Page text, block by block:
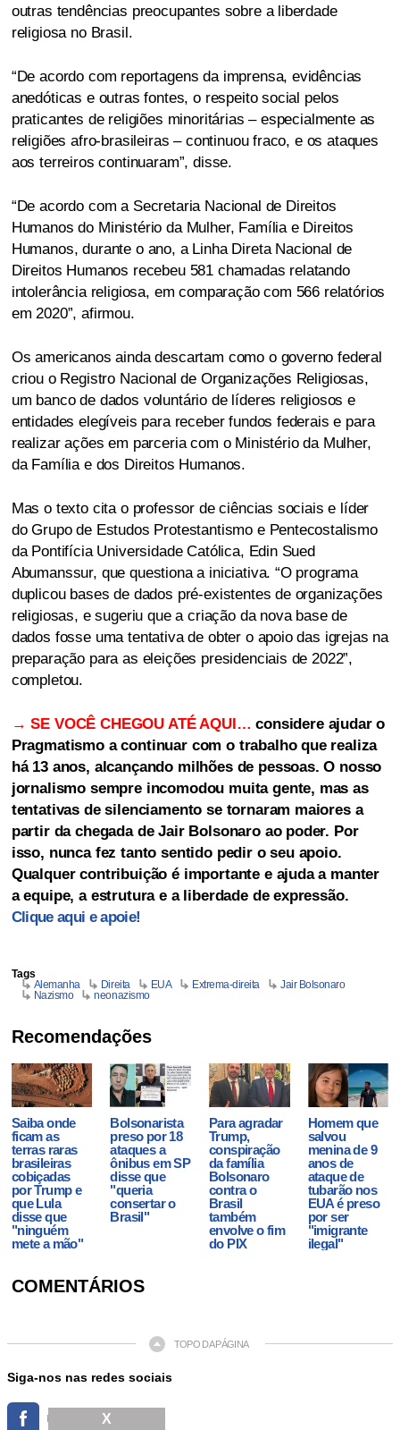
outras tendências preocupantes sobre a liberdade
religiosa no Brasil.
“De acordo com reportagens da imprensa, evidências
anedóticas e outras fontes, o respeito social pelos
praticantes de religiões minoritárias – especialmente as
religiões afro-brasileiras – continuou fraco, e os ataques
aos terreiros continuaram”, disse.
“De acordo com a Secretaria Nacional de Direitos
Humanos do Ministério da Mulher, Família e Direitos
Humanos, durante o ano, a Linha Direta Nacional de
Direitos Humanos recebeu 581 chamadas relatando
intolerância religiosa, em comparação com 566 relatórios
em 2020”, afirmou.
Os americanos ainda descartam como o governo federal
criou o Registro Nacional de Organizações Religiosas,
um banco de dados voluntário de líderes religiosos e
entidades elegíveis para receber fundos federais e para
realizar ações em parceria com o Ministério da Mulher,
da Família e dos Direitos Humanos.
Mas o texto cita o professor de ciências sociais e líder
do Grupo de Estudos Protestantismo e Pentecostalismo
da Pontifícia Universidade Católica, Edin Sued
Abumanssur, que questiona a iniciativa. “O programa
duplicou bases de dados pré-existentes de organizações
religiosas, e sugeriu que a criação da nova base de
dados fosse uma tentativa de obter o apoio das igrejas na
preparação para as eleições presidenciais de 2022”,
completou.
→ SE VOCÊ CHEGOU ATÉ AQUI… considere ajudar o
Pragmatismo a continuar com o trabalho que realiza
há 13 anos, alcançando milhões de pessoas. O nosso
jornalismo sempre incomodou muita gente, mas as
tentativas de silenciamento se tornaram maiores a
partir da chegada de Jair Bolsonaro ao poder. Por
isso, nunca fez tanto sentido pedir o seu apoio.
Qualquer contribuição é importante e ajuda a manter
a equipe, a estrutura e a liberdade de expressão.
Clique aqui e apoie!
Tags
Alemanha
Direita EUA Extrema-direita
Jair Bolsonaro
Nazismo
neonazismo
Recomendações
Saiba onde
ficam as
terras raras
brasileiras
cobiçadas
por Trump e
que Lula
disse que
"ninguém
mete a mão"
Bolsonarista
preso por 18
ataques a
ônibus em SP
disse que
"queria
consertar o
Brasil"
Para agradar
Trump,
conspiração
da família
Bolsonaro
contra o
Brasil
também
envolve o fim
do PIX
Homem que
salvou
menina de 9
anos de
ataque de
tubarão nos
EUA é preso
por ser
"imigrante
ilegal"
COMENTÁRIOS
TOPO DA PÁGINA
Siga-nos nas redes sociais
X